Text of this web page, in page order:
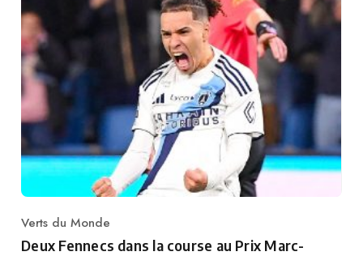
Category
Verts du Monde
Deux Fennecs dans la course au Prix Marc-